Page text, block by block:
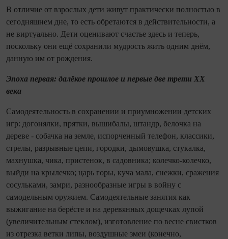
В отличие от взрослых дети живут практически полностью в
сегодняшнем дне, то есть обретаются в действительности, а
не виртуально. Дети оценивают счастье здесь и теперь,
поскольку они ещё сохранили мудрость жить одним днём,
данную им от рождения.
Эпоха первая: далёкое прошлое и первые две трети XX
века
Самодеятельность в сохранении и приумножении детских
игр: догонялки, прятки, вышибалы, штандр, белочка на
дереве - собачка на земле, испорченный телефон, классики,
стрелы, разрывные цепи, городки, дымовушка, стукалка,
махнушка, чика, пристенок, в садовника; колечко-колечко,
выйди на крылечко; царь горы, куча мала, снежки, сражения
сосульками, замри, разнообразные игры в войну с
самодельным оружием. Самодеятельные занятия как
выжигание на берёсте и на деревянных дощечках лупой
(увеличительным стеклом), изготовление по весне свистков
из отрезка ветки липы, воздушные змеи (конечно,